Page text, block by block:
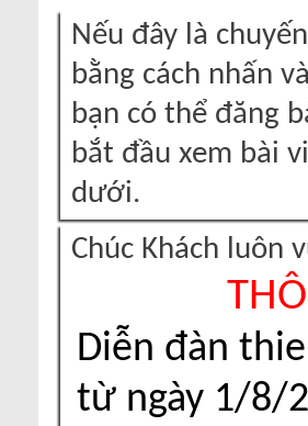
Nếu đây là
bằng cách nhấn
bạn có thể đăng
bắt đầu xem bài
dưới.
Chúc Khách luôn
Diễn đàn
từ ngày 1/8/